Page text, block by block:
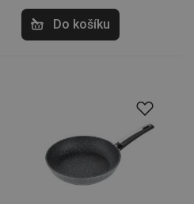
Do košíku